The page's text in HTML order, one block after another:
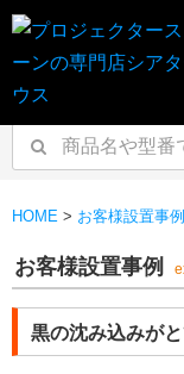
HOME > お客様設置事例
お客様設置事例
黒の沈み込みが